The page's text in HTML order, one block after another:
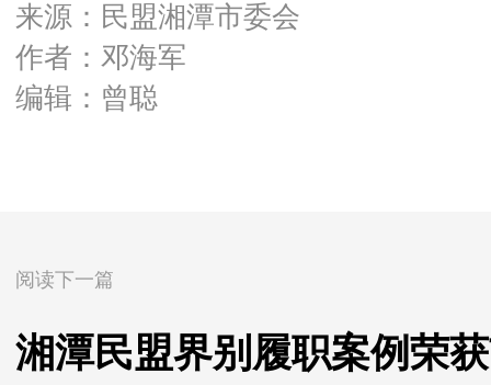
来源：民盟湘潭市委会
作者：邓海军
编辑：曾聪
阅读下一篇
湘潭民盟界别履职案例荣